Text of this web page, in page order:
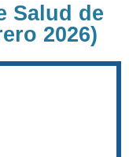
Salud de
2026)